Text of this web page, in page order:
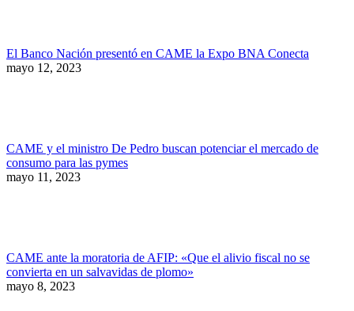
El Banco Nación presentó en CAME la Expo BNA Conecta
mayo 12, 2023
CAME y el ministro De Pedro buscan potenciar el mercado de
consumo para las pymes
mayo 11, 2023
CAME ante la moratoria de AFIP: «Que el alivio fiscal no se
convierta en un salvavidas de plomo»
mayo 8, 2023